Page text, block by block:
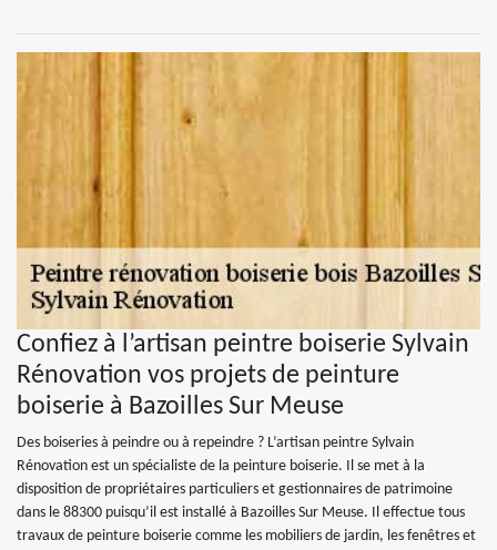
Confiez à l’artisan peintre boiserie Sylvain
Rénovation vos projets de peinture
boiserie à Bazoilles Sur Meuse
Des boiseries à peindre ou à repeindre ? L’artisan peintre Sylvain
Rénovation est un spécialiste de la peinture boiserie. Il se met à la
disposition de propriétaires particuliers et gestionnaires de patrimoine
dans le 88300 puisqu’il est installé à Bazoilles Sur Meuse. Il effectue tous
travaux de peinture boiserie comme les mobiliers de jardin, les fenêtres et